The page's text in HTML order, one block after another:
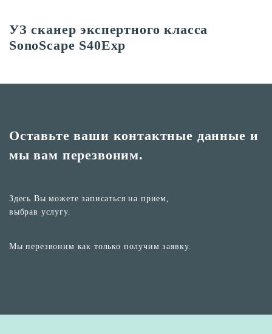
УЗ сканер экспертного класса
SonoScape S40Exp
Оставьте ваши контактные данные и
мы вам перезвоним.
Здесь Вы можете записаться на прием,
выбрав услугу.
Мы перезвоним как только получим заявку.